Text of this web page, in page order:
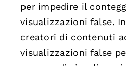
per impedire il
visualizzazioni false.
creatori di contenuti
visualizzazioni false